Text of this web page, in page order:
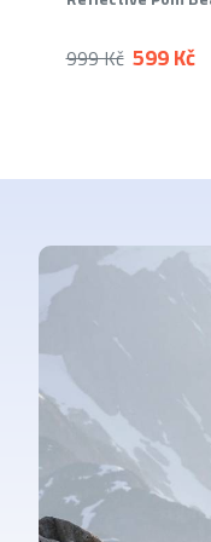
599 Kč
999 Kč